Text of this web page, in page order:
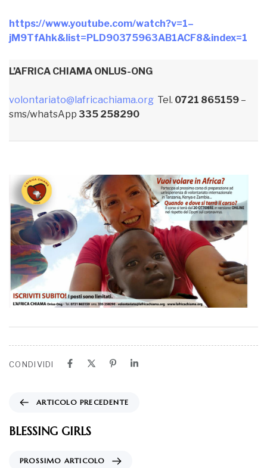
sms/whatsApp335 258290
CONDIVIDI
BLESSING GIRLS
Calendario solidale 2021 “a Scuola con Te”